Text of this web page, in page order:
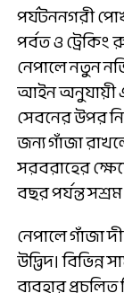
পর্যটননগরী
পর্বত ও ট্রেকিং
নেপালে নতুন
আইন অনুযায়ী
সেবনের উপর
জন্য গাঁজা
সরবরাহের
বছর পর্যন্ত
নেপালে গাঁজা
উদ্ভিদ।
ব্যবহার